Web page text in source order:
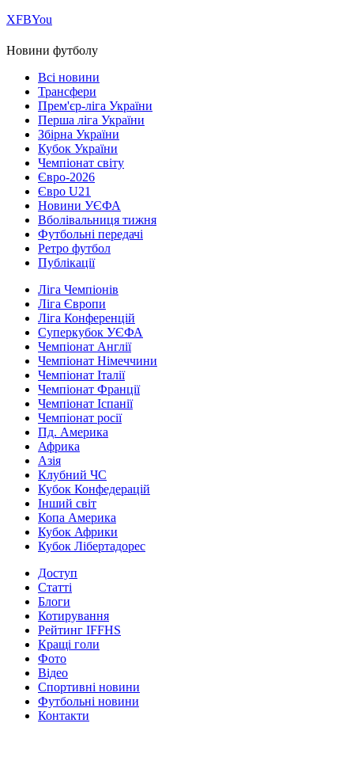
ХFBYou
Новини футболу
Всі новини
Трансфери
Прем'єр-ліга України
Перша ліга України
Збірна України
Кубок України
Чемпіонат світу
Євро-2026
Євро U21
Новини УЄФА
Вболівальниця тижня
Футбольні передачі
Ретро футбол
Публікації
Ліга Чемпіонів
Ліга Європи
Ліга Конференцій
Суперкубок УЄФА
Чемпіонат Англії
Чемпіонат Німеччини
Чемпіонат Італії
Чемпіонат Франції
Чемпіонат Іспанії
Чемпіонат росії
Пд. Америка
Африка
Азія
Клубний ЧС
Кубок Конфедерацій
Інший світ
Копа Америка
Кубок Африки
Кубок Лібертадорес
Доступ
Статті
Блоги
Котирування
Рейтинг IFFHS
Кращі голи
Фото
Відео
Спортивні новини
Футбольні новини
Контакти